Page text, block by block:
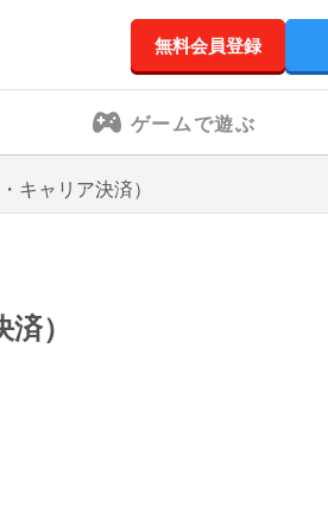
無料会員登録
ゲームで遊ぶ
キャリア決済）
）